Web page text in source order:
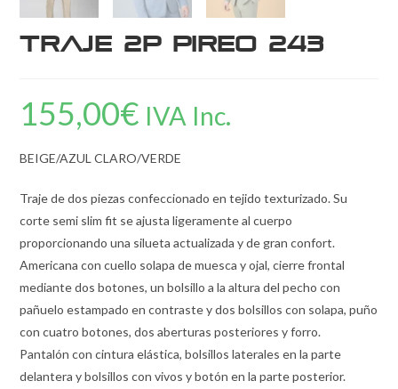
Traje 2P Pireo 243
155,00€ IVA Inc.
BEIGE/AZUL CLARO/VERDE
Traje de dos piezas confeccionado en tejido texturizado. Su
corte semi slim fit se ajusta ligeramente al cuerpo
proporcionando una silueta actualizada y de gran confort.
Americana con cuello solapa de muesca y ojal, cierre frontal
mediante dos botones, un bolsillo a la altura del pecho con
pañuelo estampado en contraste y dos bolsillos con solapa, puño
con cuatro botones, dos aberturas posteriores y forro.
Pantalón con cintura elástica, bolsillos laterales en la parte
delantera y bolsillos con vivos y botón en la parte posterior.